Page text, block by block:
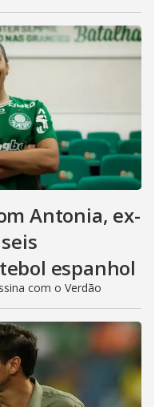
Antonia, ex-
espanhol
com o Verdão